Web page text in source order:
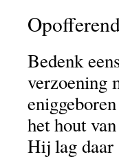
Bedenk
verzoening
het hout
Hij lag daar